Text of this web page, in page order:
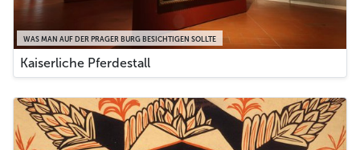
WAS MAN AUF DER PRAGER BURG BESICHTIGEN SOLLTE
Kaiserliche Pferdestall